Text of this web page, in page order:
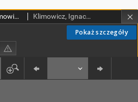
Pokaż szczegóły
Pamiętnik o. Ignacego Klimowicza dominikanina i sybiraka z powstania 1863 r. T. 2 Klimowicz, Ignacy (1833-1902)